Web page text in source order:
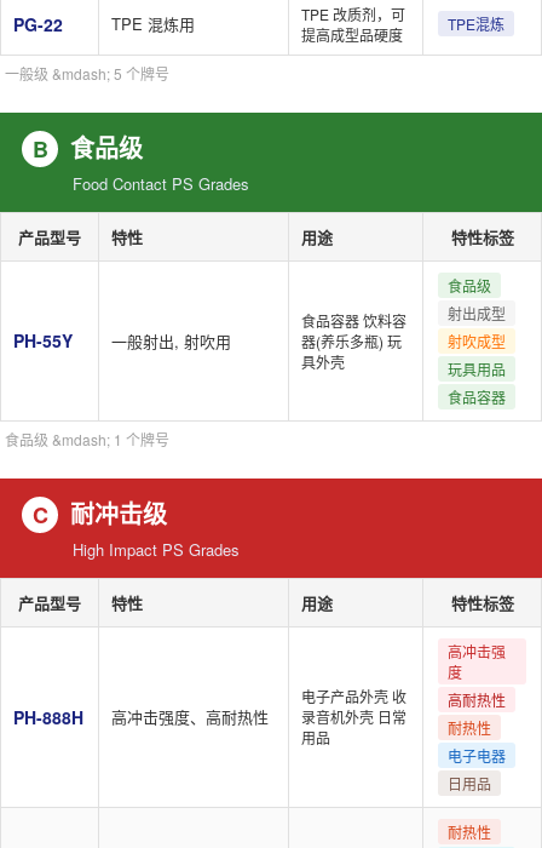
PG-22 TPE 混炼用
TPE 改质剂，可
提高成型品硬度
TPE混炼
一般级 &mdash; 5 个牌号
B 食品级
Food Contact PS Grades
产品型号 特性 用途 特性标签
PH-55Y 一般射出, 射吹用
食品容器 饮料容
器(养乐多瓶) 玩
具外壳
食品级
射出成型
射吹成型
玩具用品
食品容器
食品级 &mdash; 1 个牌号
C 耐冲击级
High Impact PS Grades
产品型号 特性 用途 特性标签
PH-888H 高冲击强度、高耐热性
电子产品外壳 收
录音机外壳 日常
用品
高冲击强
度
高耐热性
耐热性
电子电器
日用品
耐热性